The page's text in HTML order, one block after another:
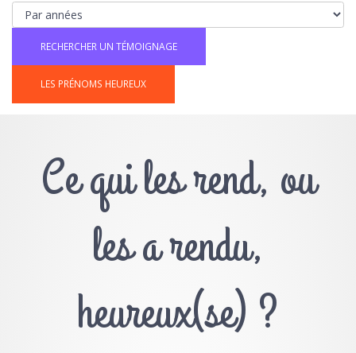
LES PRÉNOMS HEUREUX
Ce qui les rend, ou
les a rendu,
heureux(se) ?